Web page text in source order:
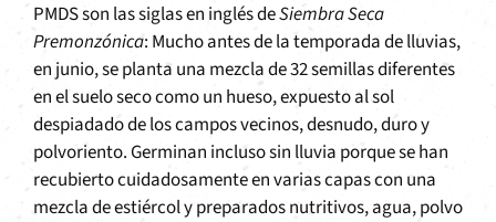
PMDS son las siglas en inglés deSiembra Seca
Premonzónica: Mucho antes de la temporada de lluvias,
en junio, se planta una mezcla de 32 semillas diferentes
en el suelo seco como un hueso, expuesto al sol
despiadado de los campos vecinos, desnudo, duro y
polvoriento. Germinan incluso sin lluvia porque se han
recubierto cuidadosamente en varias capas con una
mezcla de estiércol y preparados nutritivos, agua, polvo